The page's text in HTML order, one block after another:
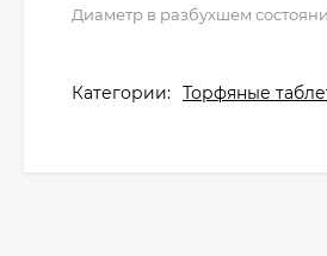
Диаметр в разбухшем
Категории: Торфяные